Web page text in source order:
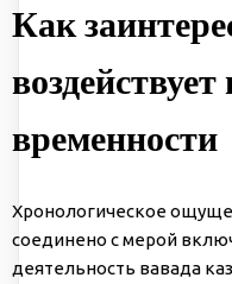
Как
временности
Хронологическое
соединено с мерой
деятельность вавада